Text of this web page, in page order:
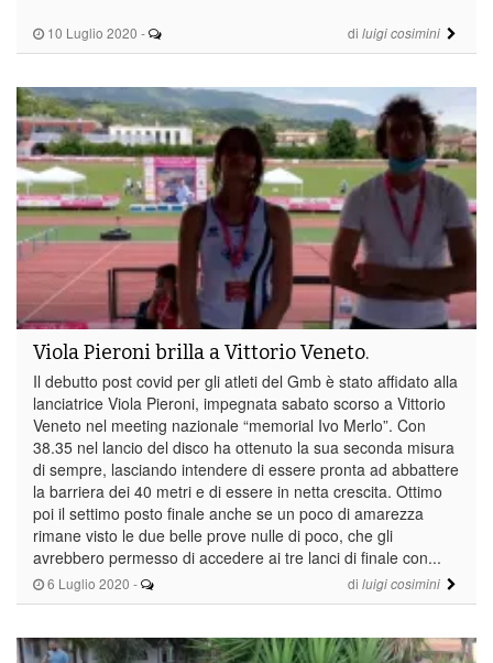
10 Luglio 2020 - di luigi cosimini
6 Luglio 2020 - di luigi cosimini
Viola Pieroni brilla a Vittorio Veneto.
Il debutto post covid per gli atleti del Gmb è stato affidato alla
lanciatrice Viola Pieroni, impegnata sabato scorso a Vittorio
Veneto nel meeting nazionale “memorial Ivo Merlo”. Con
38.35 nel lancio del disco ha ottenuto la sua seconda misura
di sempre, lasciando intendere di essere pronta ad abbattere
la barriera dei 40 metri e di essere in netta crescita. Ottimo
poi il settimo posto finale anche se un poco di amarezza
rimane visto le due belle prove nulle di poco, che gli
avrebbero permesso di accedere ai tre lanci di finale con...